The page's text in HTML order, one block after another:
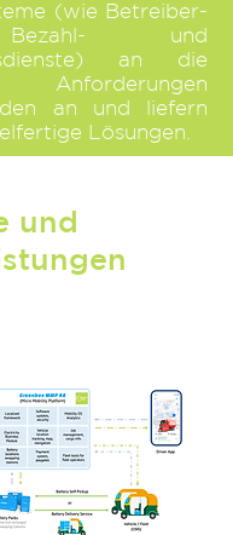
(wie Betreiber-
und
an die
Anforderungen
an und liefern
Lösungen.
und